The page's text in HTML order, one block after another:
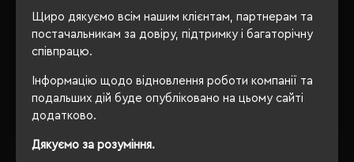
Щиро дякуємо всім нашим клієнтам, партнерам та
постачальникам за довіру, підтримку і багаторічну
співпрацю.
Інформацію щодо відновлення роботи компанії та
подальших дій буде опубліковано на цьому сайті
додатково.
Дякуємо за розуміння.
Сертифікація
OEKO-TEX® Standard 100,
PETA-Approved Vegan
ОПИС
ВІДГУКИ